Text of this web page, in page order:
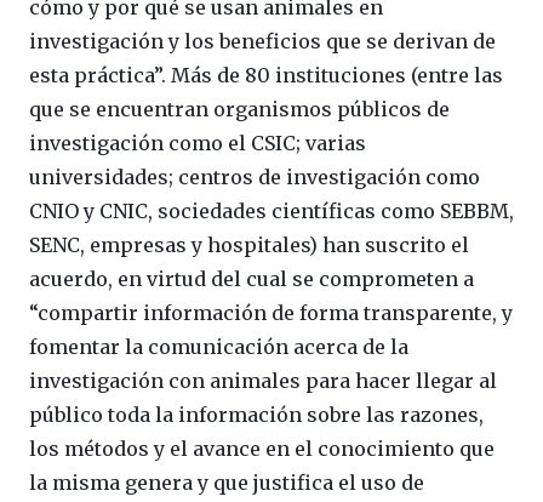
cómo y por qué se usan animales en
investigación y los beneficios que se derivan de
esta práctica”. Más de 80 instituciones (entre las
que se encuentran organismos públicos de
investigación como el CSIC; varias
universidades; centros de investigación como
CNIO y CNIC, sociedades científicas como SEBBM,
SENC, empresas y hospitales) han suscrito el
acuerdo, en virtud del cual se comprometen a
“compartir información de forma transparente, y
fomentar la comunicación acerca de la
investigación con animales para hacer llegar al
público toda la información sobre las razones,
los métodos y el avance en el conocimiento que
la misma genera y que justifica el uso de